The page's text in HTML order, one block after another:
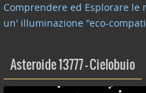
Comprendere ed Esplorare
un' illuminazione "eco-
Asteroide 13777 – Cielobuio